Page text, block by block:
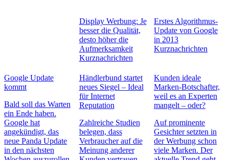
Display Werbung: Je
besser die Qualität,
desto höher die
Aufmerksamkeit
Kurznachrichten
Erstes Algorithmus-
Update von Google
in 2013
Kurznachrichten
Google Update
kommt
Bald soll das Warten
ein Ende haben.
Google hat
angekündigt, das
neue Panda Update
in den nächsten
Händlerbund startet
neues Siegel – Ideal
für Internet
Reputation
Zahlreiche Studien
belegen, dass
Verbraucher auf die
Meinung anderer
Kunden ideale
Marken-Botschafter,
weil es an Experten
mangelt – oder?
Auf prominente
Gesichter setzten in
der Werbung schon
viele Marken. Der